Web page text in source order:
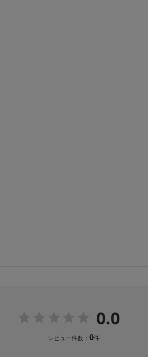
0.0
レビュー件数： 0件